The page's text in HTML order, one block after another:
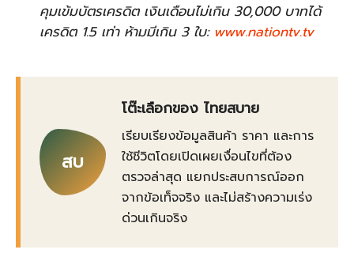
คุมเข้มบัตรเครดิต เงินเดือนไม่เกิน 30,000 บาทได้
เครดิต 1.5 เท่า ห้ามมีเกิน 3 ใบ: www.nationtv.tv
สบ
โต๊ะเลือกของ ไทยสบาย
เรียบเรียงข้อมูลสินค้า ราคา และการ
ใช้ชีวิตโดยเปิดเผยเงื่อนไขที่ต้อง
ตรวจล่าสุด แยกประสบการณ์ออก
จากข้อเท็จจริง และไม่สร้างความเร่ง
ด่วนเกินจริง